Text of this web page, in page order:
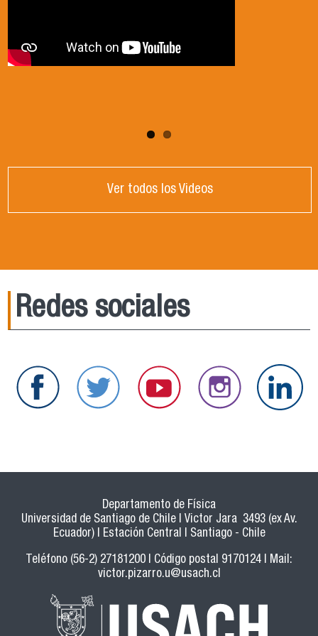
Ver todos los Videos
Redes sociales
Departamento de Física
Universidad de Santiago de Chile | Victor Jara 3493 (ex Av.
Ecuador) | Estación Central | Santiago - Chile
Teléfono (56-2) 27181200 | Código postal 9170124 | Mail:
victor.pizarro.u@usach.cl